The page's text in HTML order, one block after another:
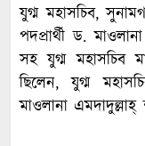
যুগ্ম মহাসচিব,
পদপ্রার্থী ড.
সহ যুগ্ম মহাসচিব
ছিলেন, যুগ্ম
মাওলানা এমদাদুল্লাহ্